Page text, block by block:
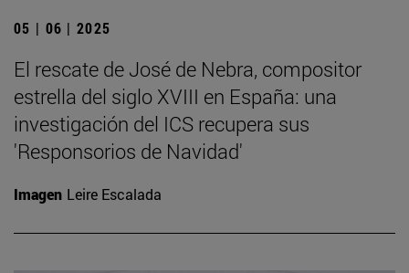
05 | 06 | 2025
El rescate de José de Nebra, compositor
estrella del siglo XVIII en España: una
investigación del ICS recupera sus
'Responsorios de Navidad'
Imagen Leire Escalada